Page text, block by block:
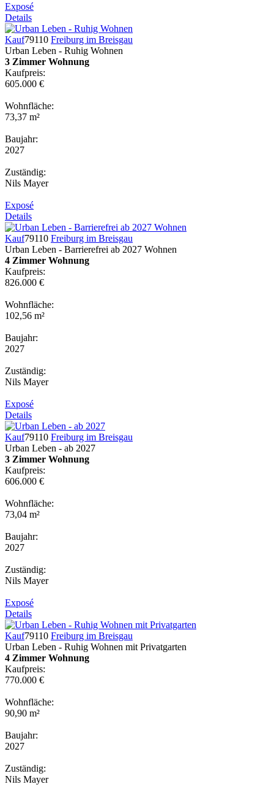
Exposé
Details
Kauf79110 Freiburg im Breisgau
Urban Leben - Ruhig Wohnen
3 Zimmer Wohnung
Kaufpreis:
605.000 €
Wohnfläche:
73,37 m²
Baujahr:
2027
Zuständig:
Nils Mayer
Exposé
Details
Kauf79110 Freiburg im Breisgau
Urban Leben - Barrierefrei ab 2027 Wohnen
4 Zimmer Wohnung
Kaufpreis:
826.000 €
Wohnfläche:
102,56 m²
Baujahr:
2027
Zuständig:
Nils Mayer
Exposé
Details
Kauf79110 Freiburg im Breisgau
Urban Leben - ab 2027
3 Zimmer Wohnung
Kaufpreis:
606.000 €
Wohnfläche:
73,04 m²
Baujahr:
2027
Zuständig:
Nils Mayer
Exposé
Details
Kauf79110 Freiburg im Breisgau
Urban Leben - Ruhig Wohnen mit Privatgarten
4 Zimmer Wohnung
Kaufpreis:
770.000 €
Wohnfläche:
90,90 m²
Baujahr:
2027
Zuständig:
Nils Mayer